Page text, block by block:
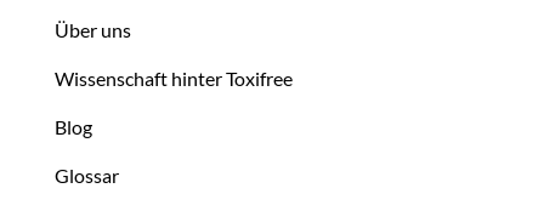
Über uns
Wissenschaft hinter Toxifree
Blog
Glossar